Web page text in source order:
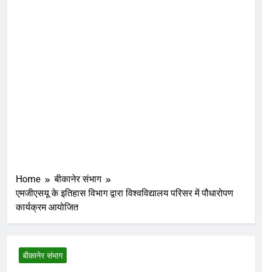
Home
बीकानेर संभाग
एमजीएसयू के इतिहास विभाग द्वारा विश्वविद्यालय परिसर में पौधारोपण
कार्यक्रम आयोजित
बीकानेर संभाग